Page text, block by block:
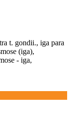
t. gondii., iga para
(iga),
- iga,